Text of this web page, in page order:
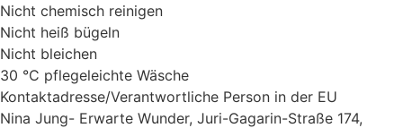
Nicht chemisch reinigen
Nicht heiß bügeln
Nicht bleichen
30 °C pflegeleichte Wäsche
Kontaktadresse/Verantwortliche Person in der EU
Nina Jung- Erwarte Wunder, Juri-Gagarin-Straße 174,